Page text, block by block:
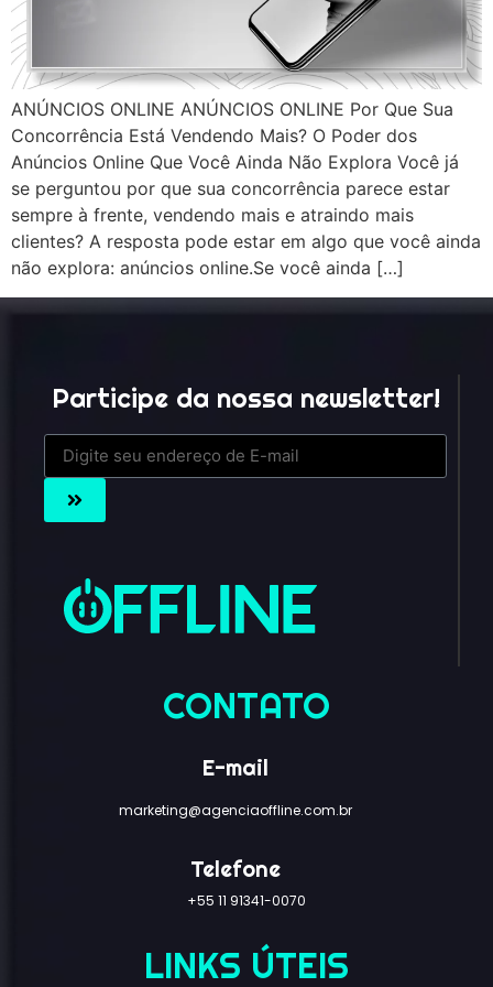
ANÚNCIOS ONLINE ANÚNCIOS ONLINE Por Que Sua
Concorrência Está Vendendo Mais? O Poder dos
Anúncios Online Que Você Ainda Não Explora Você já
se perguntou por que sua concorrência parece estar
sempre à frente, vendendo mais e atraindo mais
clientes? A resposta pode estar em algo que você ainda
não explora: anúncios online.Se você ainda […]
Participe da nossa newsletter!
CONTATO
E-mail
marketing@agenciaoffline.com.br
Telefone
+55 11 91341-0070
LINKS ÚTEIS